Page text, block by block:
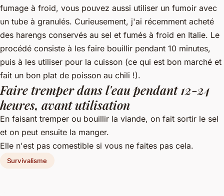
fumage à froid, vous pouvez aussi utiliser un fumoir avec
un tube à granulés. Curieusement, j'ai récemment acheté
des harengs conservés au sel et fumés à froid en Italie. Le
procédé consiste à les faire bouillir pendant 10 minutes,
puis à les utiliser pour la cuisson (ce qui est bon marché et
fait un bon plat de poisson au chili !).
Faire tremper dans l'eau pendant 12-24
heures, avant utilisation
En faisant tremper ou bouillir la viande, on fait sortir le sel
et on peut ensuite la manger.
Elle n'est pas comestible si vous ne faites pas cela.
Survivalisme